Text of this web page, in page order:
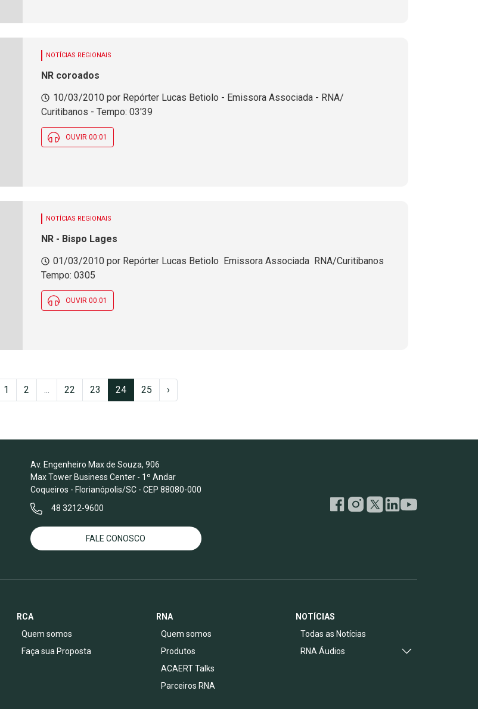
NOTÍCIAS REGIONAIS
NR coroados
10/03/2010 por Repórter Lucas Betiolo - Emissora Associada - RNA/
Curitibanos - Tempo: 03'39
OUVIR 00:01
NOTÍCIAS REGIONAIS
NR - Bispo Lages
01/03/2010 por Repórter Lucas Betiolo  Emissora Associada  RNA/Curitibanos 
Tempo: 0305
OUVIR 00:01
1 2 ... 22 23 24 25 ›
Av. Engenheiro Max de Souza, 906
Max Tower Business Center - 1º Andar
Coqueiros - Florianópolis/SC - CEP 88080-000
48 3212-9600
FALE CONOSCO
RCA
Quem somos
Faça sua Proposta
RNA
Quem somos
Produtos
ACAERT Talks
Parceiros RNA
NOTÍCIAS
Todas as Notícias
RNA Áudios